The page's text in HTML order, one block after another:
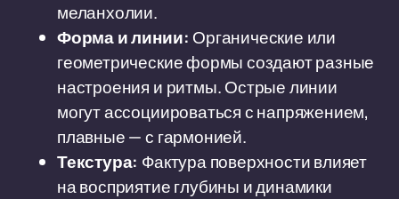
меланхолии.
Форма и линии: Органические или
геометрические формы создают разные
настроения и ритмы. Острые линии
могут ассоциироваться с напряжением,
плавные — с гармонией.
Текстура: Фактура поверхности влияет
на восприятие глубины и динамики